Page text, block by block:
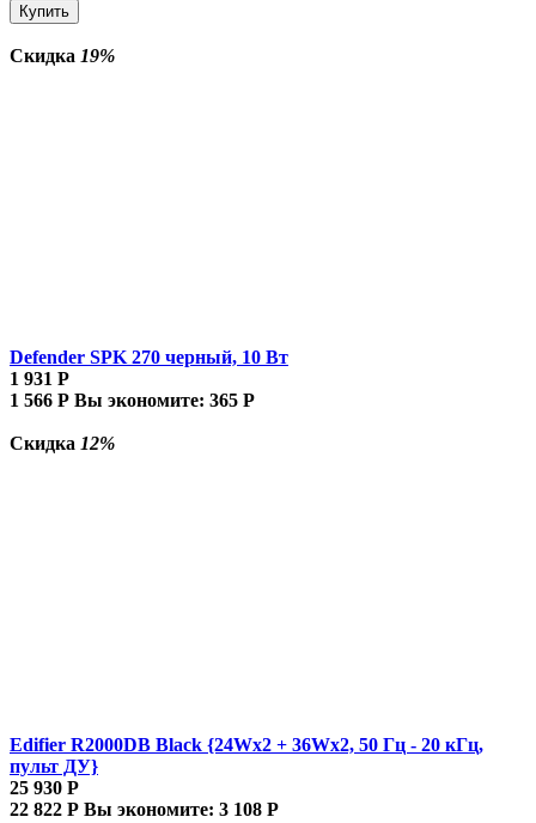
Купить
Скидка 19%
Defender SPK 270 черный, 10 Вт
1 931 Р
1 566 Р Вы экономите: 365 Р
Скидка 12%
Edifier R2000DB Black {24Wx2 + 36Wx2, 50 Гц - 20 кГц,
пульт ДУ}
25 930 Р
22 822 Р Вы экономите: 3 108 Р